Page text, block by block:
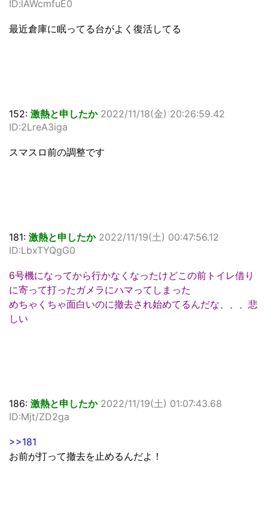
ID:lAWcmfuE0
最近倉庫に眠ってる台がよく復活してる
152: 激熱と申したか 2022/11/18(金) 20:26:59.42
ID:2LreA3iga
スマスロ前の調整です
181: 激熱と申したか 2022/11/19(土) 00:47:56.12
ID:LbxTYQgG0
6号機になってから行かなくなったけどこの前トイレ借り
に寄って打ったガメラにハマってしまった
めちゃくちゃ面白いのに撤去され始めてるんだな、、、悲
しい
186: 激熱と申したか 2022/11/19(土) 01:07:43.68
ID:Mjt/ZD2ga
>>181
お前が打って撤去を止めるんだよ！